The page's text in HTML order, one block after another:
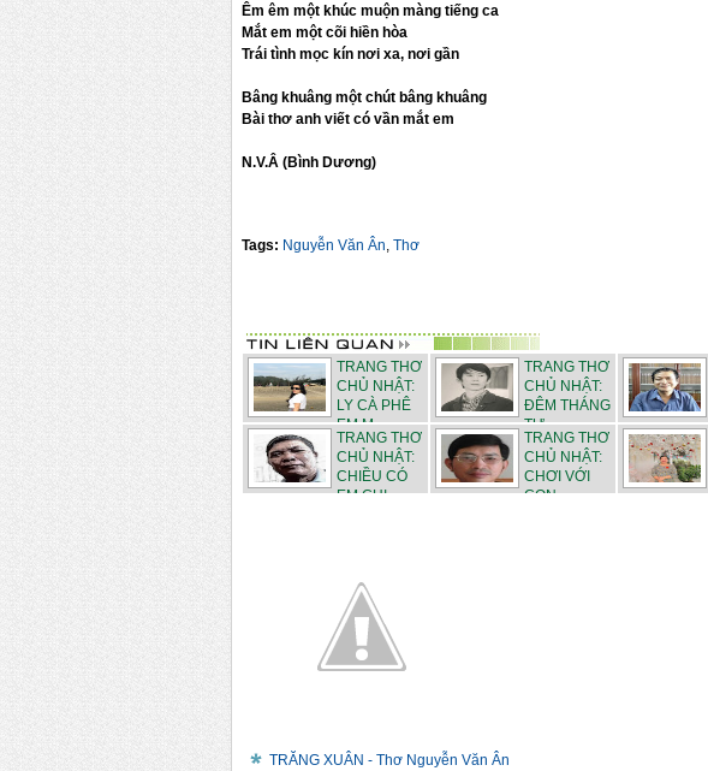
Êm êm một khúc muộn màng tiếng ca
Mắt em một cõi hiền hòa
Trái tình mọc kín nơi xa, nơi gần
Bâng khuâng một chút bâng khuâng
Bài thơ anh viết có vần mắt em
N.V.Â (Bình Dương)
Tags: Nguyễn Văn Ân, Thơ
TRANG THƠ
CHỦ NHẬT:
LY CÀ PHÊ
EM M...
TRANG THƠ
CHỦ NHẬT:
ĐÊM THÁNG
TƯ - ...
TRANG THƠ
CHỦ NHẬT:
CHIỀU CÓ
EM CHI...
TRANG THƠ
CHỦ NHẬT:
CHƠI VỚI
CON - ...
TRĂNG XUÂN - Thơ Nguyễn Văn Ân